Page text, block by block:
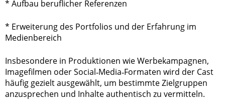
* Aufbau beruflicher Referenzen
* Erweiterung des Portfolios und der Erfahrung im
Medienbereich
Insbesondere in Produktionen wie Werbekampagnen,
Imagefilmen oder Social‑Media‑Formaten wird der Cast
häufig gezielt ausgewählt, um bestimmte Zielgruppen
anzusprechen und Inhalte authentisch zu vermitteln.